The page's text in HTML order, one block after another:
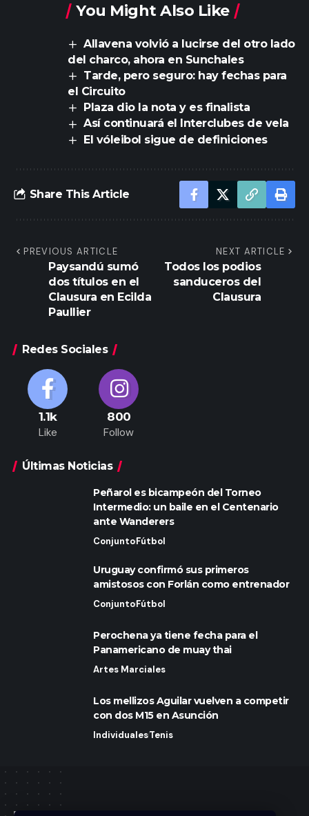
You Might Also Like
Allavena volvió a lucirse del otro lado
del charco, ahora en Sunchales
Tarde, pero seguro: hay fechas para
el Circuito
Plaza dio la nota y es finalista
Así continuará el Interclubes de vela
El vóleibol sigue de definiciones
Share This Article
PREVIOUS ARTICLE
Paysandú sumó
dos títulos en el
Clausura en Ecilda
Paullier
NEXT ARTICLE
Todos los podios
sanduceros del
Clausura
Redes Sociales
1.1k
Like
800
Follow
Últimas Noticias
Peñarol es bicampeón del Torneo
Intermedio: un baile en el Centenario
ante Wanderers
ConjuntoFútbol
Uruguay confirmó sus primeros
amistosos con Forlán como entrenador
ConjuntoFútbol
Perochena ya tiene fecha para el
Panamericano de muay thai
Artes Marciales
Los mellizos Aguilar vuelven a competir
con dos M15 en Asunción
IndividualesTenis